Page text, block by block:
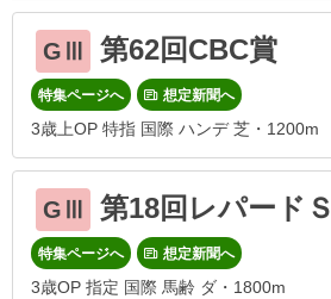
GⅢ 第62回CBC賞
特集ページへ 想定新聞へ
3歳上OP 特指 国際 ハンデ 芝・1200m
GⅢ 第18回レパードＳ
特集ページへ 想定新聞へ
3歳OP 指定 国際 馬齢 ダ・1800m